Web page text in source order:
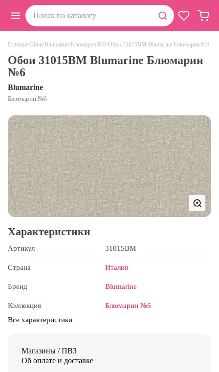
Главная›Обои› Blumarine› Блюмарин №6›Обои 31015BM Blumarine Блюмарин №6
Обои 31015BM Blumarine Блюмарин
№6
Blumarine
Блюмарин №6
Характеристики
Артикул 31015BM
Страна Италия
Бренд Blumarine
Коллекция
Блюмарин №6
Все характеристики
Магазины / ПВЗ
Об оплате и доставке